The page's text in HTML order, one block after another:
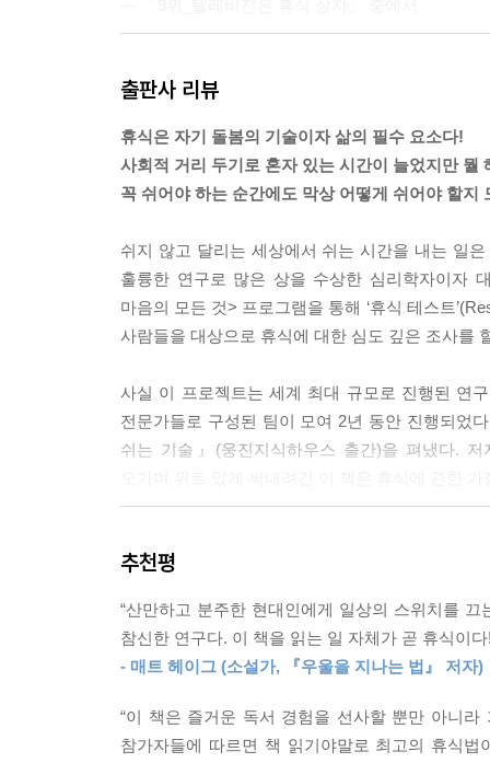
드는가? 고단한 것은 끊임없이 이런 생각을 뒤쫓
(…) 우리는 어린 시절부터 잡념을 떨쳐버리고 집
때문에 자책할 필요는 전혀 없다. 밝혀진 바대로
--- 「8위_잡념의 놀라운 능력」 중에서
걷기를 통해 얻을 수 있는 것은 창의력(그리고 물
진다는 증거가 있다. 누군가와 나란히 걸을 때는
--- 「6위_산책의 확실한 보상」 중에서
대한민국에서 이루어진 연구를 살펴보면 어떤 종
--- 「5위_아무것도 안 하기」 중에서
심하지 않은 정도의 스트레스를 받은 날이라면,
이 아니라면 스트레스가 해소되기는커녕 오히려
의식적인 감상, 선택을 통한 감상이었을 것이다.
--- 「4위_음악을 듣는 기쁨」 중에서
출판사 리뷰
휴식은 자기 돌봄의 기술이자 삶의 필수 요소다!
사회적 거리 두기로 혼자 있는 시간이 늘었지만 뭘
꼭 쉬어야 하는 순간에도 막상 어떻게 쉬어야 할지
쉬지 않고 달리는 세상에서 쉬는 시간을 내는 일
훌륭한 연구로 많은 상을 수상한 심리학자이자
마음의 모든 것> 프로그램을 통해 ‘휴식 테스트
사람들을 대상으로 휴식에 대한 심도 깊은 조사를
사실 이 프로젝트는 세계 최대 규모로 진행된 연
전문가들로 구성된 팀이 모여 2년 동안 진행되었
쉬는 기술』(웅진지식하우스 출간)을 펴냈다.
한다고 말한다. 무엇보다 막상 쉬어야 하는 순간
만들어줄 수도 있다. 이 책을 두고 “과학적인 낮잠
인스타그램 해시태그 ‘#휴식’ 다음으로 ‘#휴식이필
지쳐 너덜너덜해진 당신을 위한 최고의 휴식법 10
읽으면 저절로 휴식이 되는 이 책과 함께 ‘#잘쉬기
추천평
“산만하고 분주한 현대인에게 일상의 스위치를
참신한 연구다. 이 책을 읽는 일 자체가 곧 휴식이다
- 매트 헤이그 (소설가, 『우울을 지나는 법』 저자)
“이 책은 즐거운 독서 경험을 선사할 뿐만 아니
참가자들에 따르면 책 읽기야말로 최고의 휴식